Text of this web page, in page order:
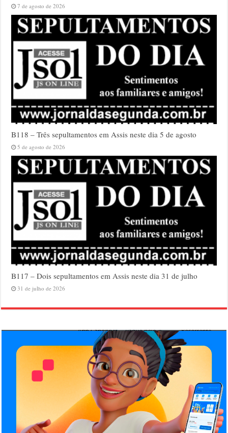
7 de agosto de 2026
B118 – Três sepultamentos em Assis neste dia 5 de agosto
5 de agosto de 2026
B117 – Dois sepultamentos em Assis neste dia 31 de julho
31 de julho de 2026